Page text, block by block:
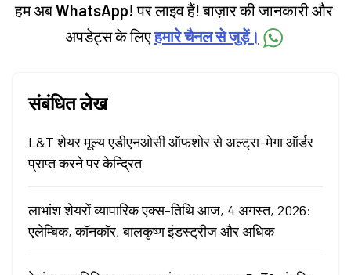
हम अबWhatsApp! पर लाइव हैं! बाज़ार की जानकारी और
अपडेट्स के लिएहमारे चैनल से जुड़ें।
संबंधित लेख
L&T शेयर मूल्य एडीएनओसी ऑफशोर से अल्ट्रा-मेगा ऑर्डर
प्राप्त करने पर केन्द्रित
लाभांश शेयरों व्यापारिक एक्स-तिथि आज, 4 अगस्त, 2026:
एलेम्बिक, कॉनकॉर, बालकृष्ण इंडस्ट्रीज और अधिक